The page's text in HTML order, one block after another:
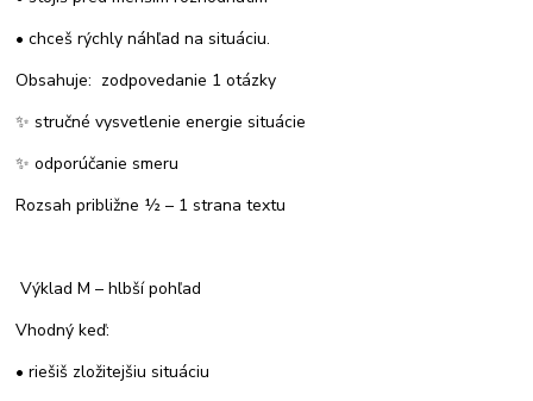
• chceš rýchly náhľad na situáciu.
Obsahuje: zodpovedanie 1 otázky
✨ stručné vysvetlenie energie situácie
✨ odporúčanie smeru
Rozsah približne ½ – 1 strana textu
Výklad M – hlbší pohľad
Vhodný keď:
• riešiš zložitejšiu situáciu